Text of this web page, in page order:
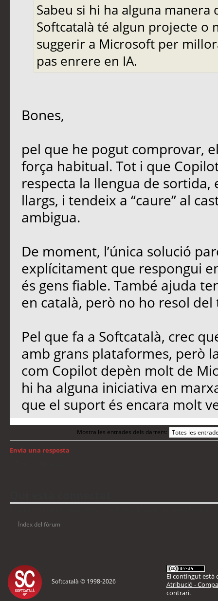
Sabeu si hi ha alguna
Softcatalà té algun projecte o
suggerir a Microsoft per
pas enrere en IA.
Bones,
pel que he pogut comprovar,
força habitual. Tot i que
respecta la llengua de
llargs, i tendeix a “caure” al
ambigua.
De moment, l’única solució
explícitament que respongui
és gens fiable. També ajuda
en català, però no ho resol del
Pel que fa a Softcatalà, crec
amb grans plataformes, però
com Copilot depèn molt de
hi ha alguna iniciativa en
que el suport és encara molt
Mostra les entrades dels darrers:
Envia una resposta
Índex del fòrum
Softcatalà © 1998-2026
El contingut està
Atribució -
contrari.